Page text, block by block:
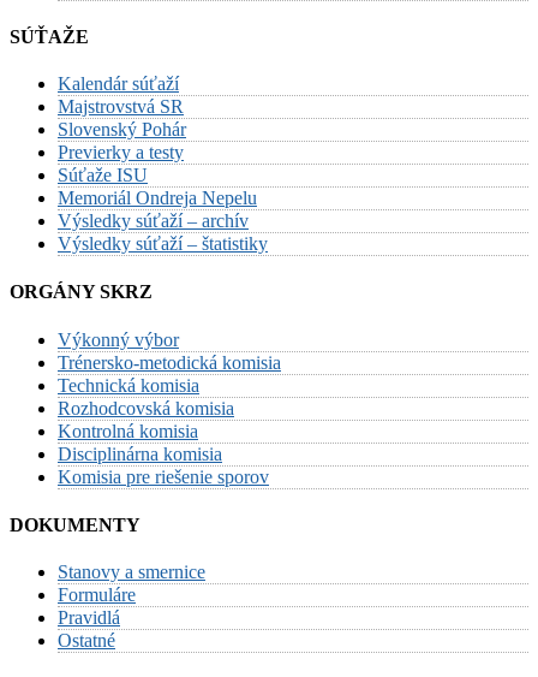
SÚŤAŽE
Kalendár súťaží
Majstrovstvá SR
Slovenský Pohár
Previerky a testy
Súťaže ISU
Memoriál Ondreja Nepelu
Výsledky súťaží – archív
Výsledky súťaží – štatistiky
ORGÁNY SKRZ
Výkonný výbor
Trénersko-metodická komisia
Technická komisia
Rozhodcovská komisia
Kontrolná komisia
Disciplinárna komisia
Komisia pre riešenie sporov
DOKUMENTY
Stanovy a smernice
Formuláre
Pravidlá
Ostatné